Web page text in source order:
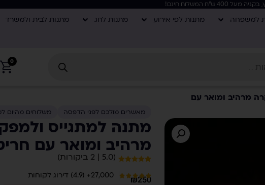
למשפחה מתנות לפי אירוע מתנות לחג מתנות לבית ולמשרד
0
מרהיב ומואר עם
מאשרים מולכם לפני הדפסה משלוחים מהיום
מתנה למתגייס
מרהיב ומואר עם
מתוך 5
מבוסס על
(5.0 | 2 ביקורות)
27,000+ (4.9) דירוג לקוחות ₪250